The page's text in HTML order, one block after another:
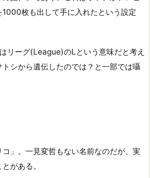
枚も出して手に入れたという設定
リーグ(League)のLという意味だと考え
シから遺伝したのでは？と一部では囁
」。一見変哲もない名前なのだが、実
がある。